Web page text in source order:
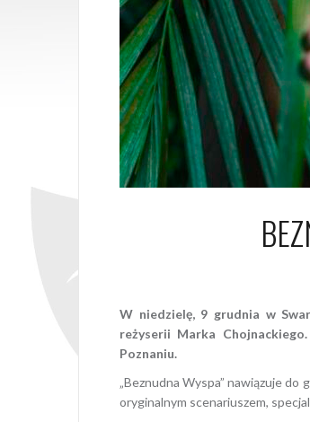
W niedzielę, 9 grudnia w
reżyserii Marka
Poznaniu.
„Beznudna Wyspa” nawiązuje
oryginalnym scenariuszem,